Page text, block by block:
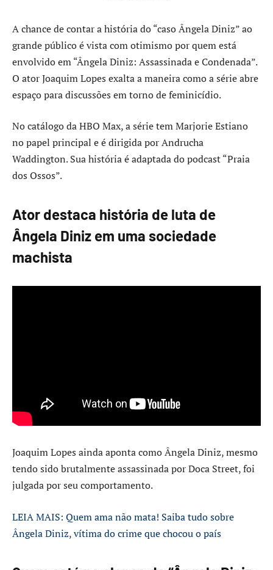
A chance de contar a história do “caso Ângela Diniz” ao
grande público é vista com otimismo por quem está
envolvido em “Ângela Diniz: Assassinada e Condenada”.
O ator Joaquim Lopes exalta a maneira como a série abre
espaço para discussões em torno de feminicídio.
No catálogo da HBO Max, a série tem Marjorie Estiano
no papel principal e é dirigida por Andrucha
Waddington. Sua história é adaptada do podcast “Praia
dos Ossos”.
Ator destaca história de luta de
Ângela Diniz em uma sociedade
machista
Joaquim Lopes ainda aponta como Ângela Diniz, mesmo
tendo sido brutalmente assassinada por Doca Street, foi
julgada por seu comportamento.
LEIA MAIS: Quem ama não mata! Saiba tudo sobre
Ângela Diniz, vítima do crime que chocou o país